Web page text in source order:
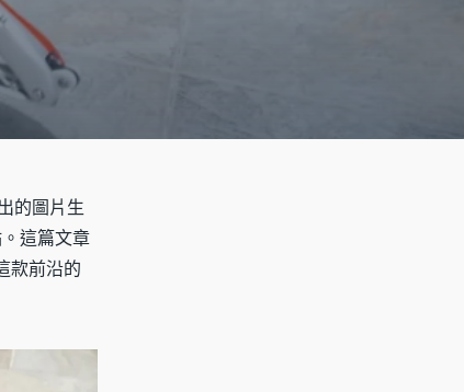
的圖片生
這篇文章
款前沿的